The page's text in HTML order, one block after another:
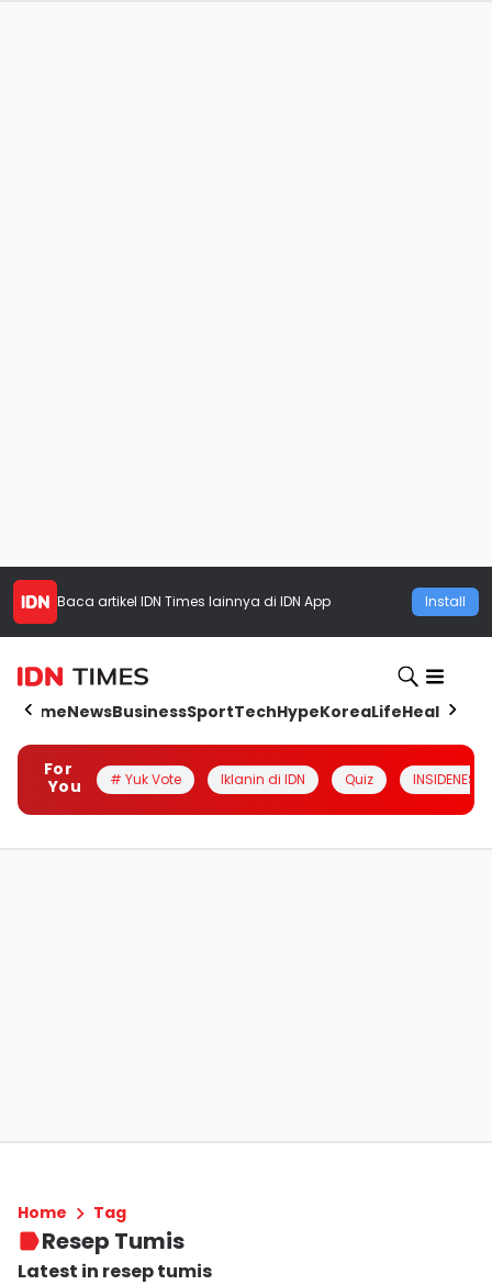
Baca artikel IDN Times lainnya di IDN App Install
HomeNewsBusinessSportTechHypeKoreaLifeHealth
For
You
# Yuk Vote Iklanin di IDN Quiz INSIDENESIA
Home Tag
Resep Tumis
Latest in resep tumis